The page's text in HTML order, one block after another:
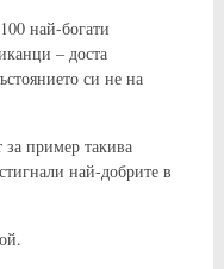
най-богати
– доста
си не на
за пример такива
най-добрите в